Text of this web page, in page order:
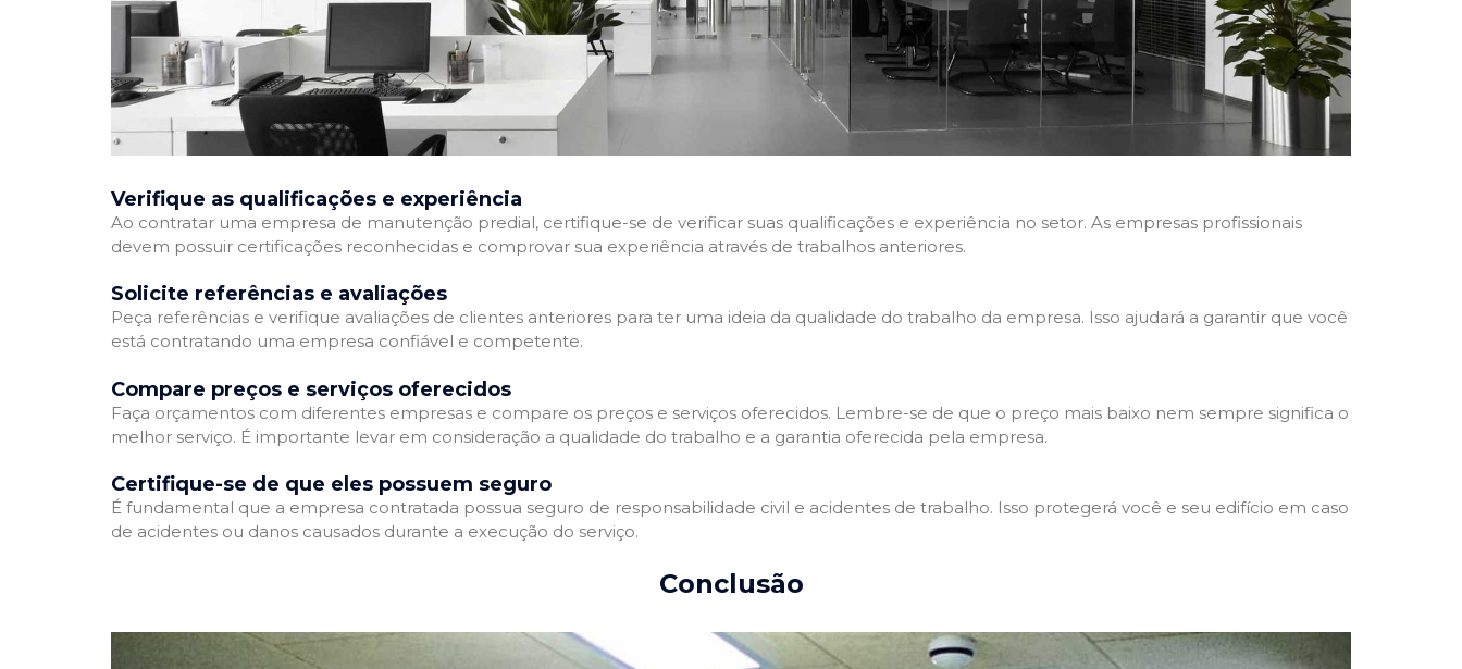
Verifique as qualificações e experiência
Ao contratar uma empresa de manutenção predial, certifique-se de verificar suas qualificações e experiência no setor. As empresas profissionais
devem possuir certificações reconhecidas e comprovar sua experiência através de trabalhos anteriores.
Solicite referências e avaliações
Peça referências e verifique avaliações de clientes anteriores para ter uma ideia da qualidade do trabalho da empresa. Isso ajudará a garantir que você
está contratando uma empresa confiável e competente.
Compare preços e serviços oferecidos
Faça orçamentos com diferentes empresas e compare os preços e serviços oferecidos. Lembre-se de que o preço mais baixo nem sempre significa o
melhor serviço. É importante levar em consideração a qualidade do trabalho e a garantia oferecida pela empresa.
Certifique-se de que eles possuem seguro
É fundamental que a empresa contratada possua seguro de responsabilidade civil e acidentes de trabalho. Isso protegerá você e seu edifício em caso
de acidentes ou danos causados durante a execução do serviço.
Conclusão